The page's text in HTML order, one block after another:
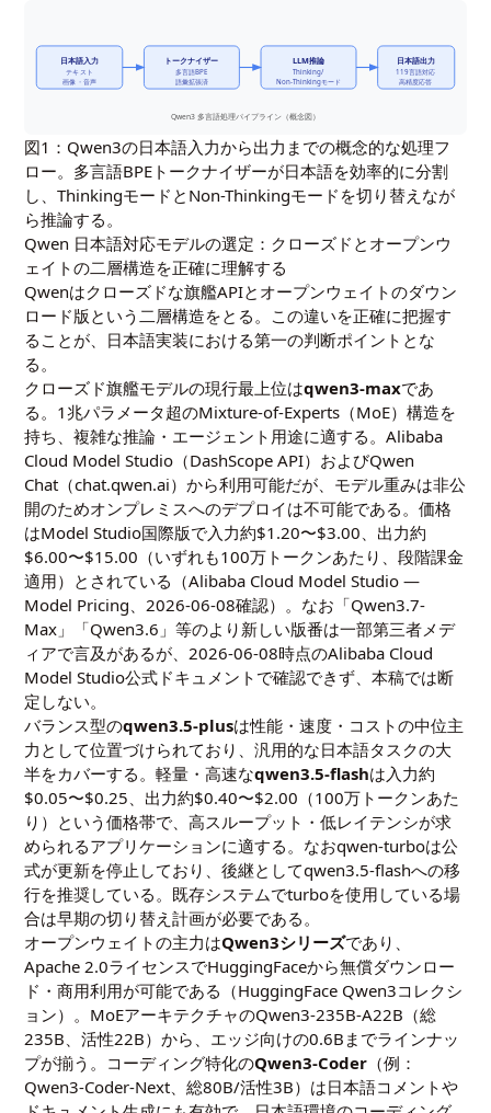
日本語入力
テキスト
画像・音声
トークナイザー
多言語BPE
語彙拡張済
LLM推論
Thinking/
Non-Thinkingモード
日本語出力
119言語対応
高精度応答
Qwen3 多言語処理パイプライン（概念図）
図1：Qwen3の日本語入力から出力までの概念的な処理フ
ロー。多言語BPEトークナイザーが日本語を効率的に分割
し、ThinkingモードとNon-Thinkingモードを切り替えなが
ら推論する。
Qwen 日本語対応モデルの選定：クローズドとオープンウ
ェイトの二層構造を正確に理解する
Qwenはクローズドな旗艦APIとオープンウェイトのダウン
ロード版という二層構造をとる。この違いを正確に把握す
ることが、日本語実装における第一の判断ポイントとな
る。
クローズド旗艦モデルの現行最上位はqwen3-maxであ
る。1兆パラメータ超のMixture-of-Experts（MoE）構造を
持ち、複雑な推論・エージェント用途に適する。Alibaba
Cloud Model Studio（DashScope API）およびQwen
Chat（chat.qwen.ai）から利用可能だが、モデル重みは非公
開のためオンプレミスへのデプロイは不可能である。価格
はModel Studio国際版で入力約$1.20〜$3.00、出力約
$6.00〜$15.00（いずれも100万トークンあたり、段階課金
適用）とされている（Alibaba Cloud Model Studio —
Model Pricing 、2026-06-08確認）。なお「Qwen3.7-
Max」「Qwen3.6」等のより新しい版番は一部第三者メデ
ィアで言及があるが、2026-06-08時点のAlibaba Cloud
Model Studio公式ドキュメントで確認できず、本稿では断
定しない。
バランス型のqwen3.5-plusは性能・速度・コストの中位主
力として位置づけられており、汎用的な日本語タスクの大
半をカバーする。軽量・高速なqwen3.5-flashは入力約
$0.05〜$0.25、出力約$0.40〜$2.00（100万トークンあた
り）という価格帯で、高スループット・低レイテンシが求
められるアプリケーションに適する。なおqwen-turboは公
式が更新を停止しており、後継としてqwen3.5-flashへの移
行を推奨している。既存システムでturboを使用している場
合は早期の切り替え計画が必要である。
オープンウェイトの主力はQwen3シリーズであり、
Apache 2.0ライセンスでHuggingFaceから無償ダウンロー
ド・商用利用が可能である（HuggingFace Qwen3コレクシ
ョン）。MoEアーキテクチャのQwen3-235B-A22B（総
235B、活性22B）から、エッジ向けの0.6Bまでラインナッ
プが揃う。コーディング特化のQwen3-Coder （例：
Qwen3-Coder-Next、総80B/活性3B）は日本語コメントや